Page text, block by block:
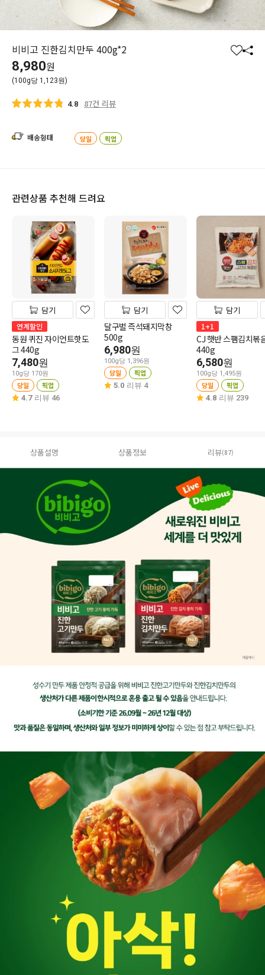
비비고 진한김치만두 400g*2
찜 공
8,980원
(100g당 1,123원)
4.8 87건 리뷰
배송형태 당일 픽업
관련상품 추천해 드려요
담기
연계할인
동원 퀴진 자이언트핫도
그 440g
7,480원
10g당 170원
당일 픽업
4.7 리뷰 46
담기
달구벌 즉석돼지막창
500g
6,980원
100g당 1,396원
당일 픽업
5.0 리뷰 4
담기
1+1
CJ 햇반 스팸김치볶
440g
6,580원
100g당 1,495원
당일 픽업
4.8 리뷰 239
상품설명 상품정보 리뷰(87)